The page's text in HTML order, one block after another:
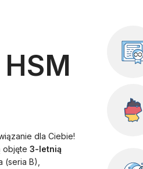
dla Ciebie!
objęte 3-letnią
B),